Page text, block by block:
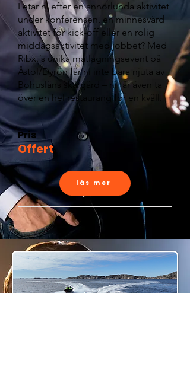
Letar ni efter en annorlunda aktivitet
under konferensen, en minnesvärd
aktivitet för kick-off eller en rolig
middagsaktivitet med jobbet? Med
Ribx.´s unika matlagningsevent på
Åstol/Dyrön får ni inte bara njuta av
Bohusläns skärgård – ni får även ta
över en hel restaurang för en kväll.
Pris
Offert
läs mer